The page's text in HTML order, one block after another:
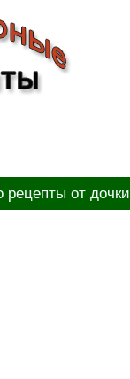
рецепты от дочки